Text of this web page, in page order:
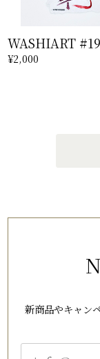
WASHIART #19
¥2,000
新商品やキャン